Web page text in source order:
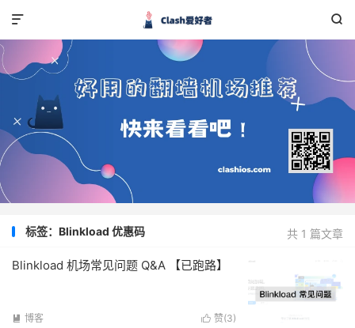


共 1 篇文章
标签：Blinkload 优惠码
Blinkload 机场常见问题 Q&A 【已跑路】
 赞(3)
 博客